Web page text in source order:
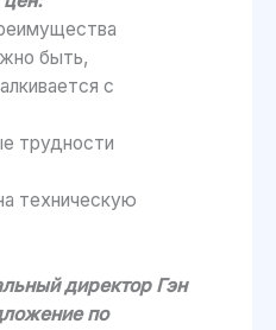
быть,
с
трудности
техническую
директор Гэн
по